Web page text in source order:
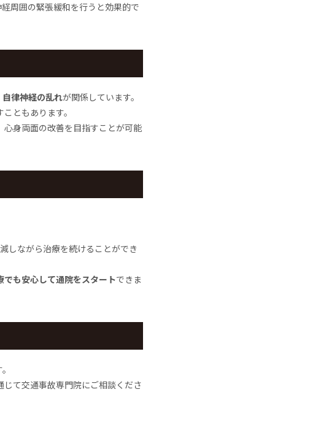
周囲の緊張緩和を行うと効果的で
自律神経の乱れが関係しています。
ともあります。
身両面の改善を目指すことが可能
しながら治療を続けることができ
でも安心して通院をスタートできま
て交通事故専門院にご相談くださ